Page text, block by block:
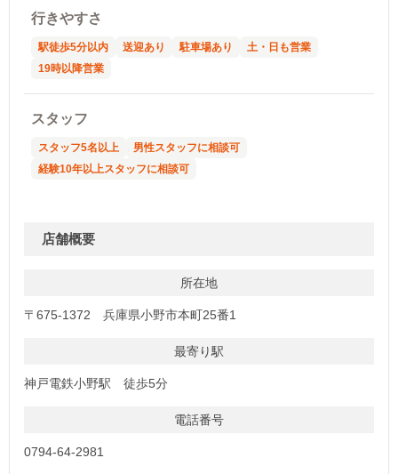
行きやすさ
駅徒歩5分以内 送迎あり 駐車場あり
土・日も営業
19時以降営業
スタッフ
スタッフ5名以上
男性スタッフに相談可
経験10年以上スタッフに相談可
店舗概要
所在地
〒675-1372 兵庫県小野市本町25番1
最寄り駅
神戸電鉄小野駅 徒歩5分
電話番号
0794-64-2981